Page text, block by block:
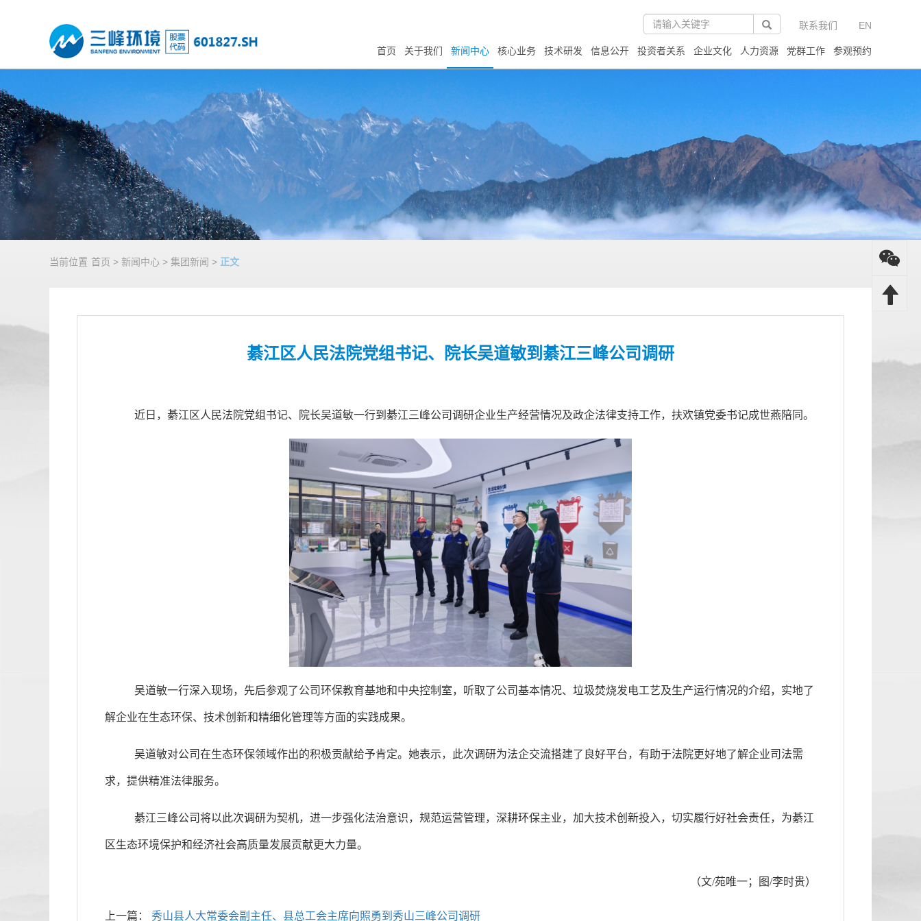
联系我们 EN
首页 关于我们 新闻中心 核心业务 技术研发 信息公开 投资者关系 企业文化 人力资源 党群工作 参观预约
当前位置 首页 > 新闻中心 > 集团新闻 > 正文
綦江区人民法院党组书记、院长吴道敏到綦江三峰公司调研
近日，綦江区人民法院党组书记、院长吴道敏一行到綦江三峰公司调研企业生产经营情况及政企法律支持工作，扶欢镇党委书记成世燕陪同。
吴道敏一行深入现场，先后参观了公司环保教育基地和中央控制室，听取了公司基本情况、垃圾焚烧发电工艺及生产运行情况的介绍，实地了
解企业在生态环保、技术创新和精细化管理等方面的实践成果。
吴道敏对公司在生态环保领域作出的积极贡献给予肯定。她表示，此次调研为法企交流搭建了良好平台，有助于法院更好地了解企业司法需
求，提供精准法律服务。
綦江三峰公司将以此次调研为契机，进一步强化法治意识，规范运营管理，深耕环保主业，加大技术创新投入，切实履行好社会责任，为綦江
区生态环境保护和经济社会高质量发展贡献更大力量。
（文/苑唯一；图/李时贵）
上一篇： 秀山县人大常委会副主任、县总工会主席向照勇到秀山三峰公司调研
